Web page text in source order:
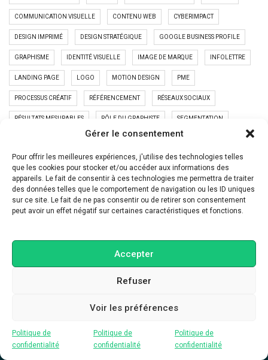
Gérer le consentement
Pour offrir les meilleures expériences, j'utilise des technologies telles
que les cookies pour stocker et/ou accéder aux informations des
appareils. Le fait de consentir à ces technologies me permettra de traiter
des données telles que le comportement de navigation ou les ID uniques
sur ce site. Le fait de ne pas consentir ou de retirer son consentement
peut avoir un effet négatif sur certaines caractéristiques et fonctions.
Accepter
Refuser
Voir les préférences
Politique de
confidentialité
Politique de
confidentialité
Politique de
confidentialité
COMMUNICATION VISUELLE CONTENU WEB CYBERIMPACT
DESIGN IMPRIMÉ DESIGN STRATÉGIQUE GOOGLE BUSINESS PROFILE
GRAPHISME IDENTITÉ VISUELLE IMAGE DE MARQUE INFOLETTRE
LANDING PAGE LOGO MOTION DESIGN PME
PROCESSUS CRÉATIF RÉFÉRENCEMENT RÉSEAUX SOCIAUX
RÉSULTATS MESURABLES RÔLE DU GRAPHISTE SEGMENTATION
STRATÉGIE MARKETING TUNNEL DE VENTE
TÉMOIGNAGE CLIENT VISIBILITÉ EN LIGNE ÉTUDE DE CAS
PUBLICATIONS RÉCENTES
Ton site web travaille encore comme en 2015
LinkedIn n’est plus un CV
Instagram ne récompense plus les belles images